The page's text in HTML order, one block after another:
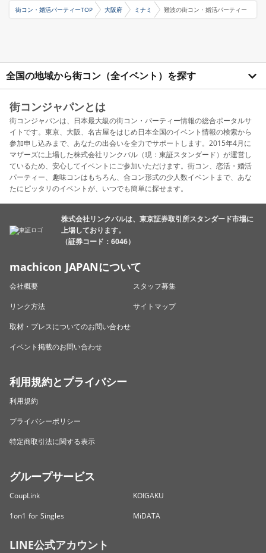
街コン・婚活パーティーTOP 大阪府 ミナミ 難波の街コン・婚活パーティー
全国の地域から街コン（全イベント）を探す
街コンジャパンとは
街コンジャパンは、日本最大級の街コン・パーティー情報の総合ポータルサ
イトです。東京、大阪、名古屋をはじめ日本全国のイベント情報の検索から
参加申し込みまで、あなたの出会いを全力でサポートします。2015年4月に
マザーズに上場した株式会社リンクバル（現：東証スタンダード）が運営し
ているため、安心してイベントにご参加いただけます。街コン、恋活・婚活
パーティー、趣味コンはもちろん、合コン形式の少人数イベントまで、あな
たにピッタリのイベントが、いつでも簡単に探せます。
株式会社リンクバルは、東京証券取引所スタンダード市場に
上場しております。
（証券コード：6046）
machicon JAPANについて
会社概要
スタッフ募集
リンク方法
サイトマップ
取材・プレスについてのお問い合わせ
イベント掲載のお問い合わせ
利用規約とプライバシー
利用規約
プライバシーポリシー
特定商取引法に関する表示
グループサービス
CoupLink
KOIGAKU
1on1 for Singles
MiDATA
LINE公式アカウント